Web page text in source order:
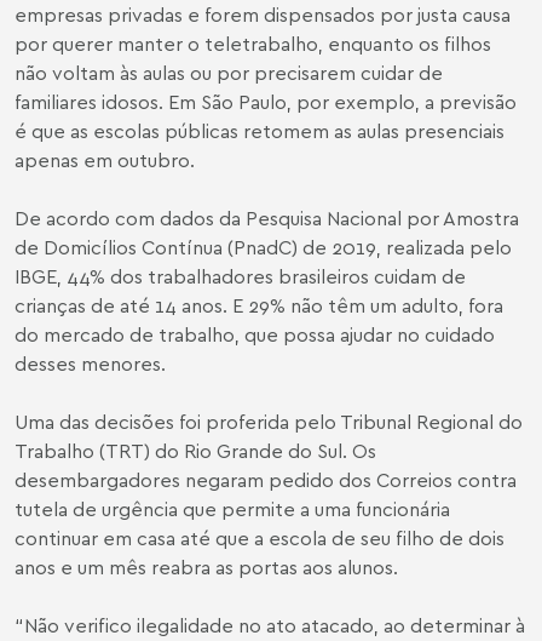
empresas privadas e forem dispensados por justa causa
por querer manter o teletrabalho, enquanto os filhos
não voltam às aulas ou por precisarem cuidar de
familiares idosos. Em São Paulo, por exemplo, a previsão
é que as escolas públicas retomem as aulas presenciais
apenas em outubro.
De acordo com dados da Pesquisa Nacional por Amostra
de Domicílios Contínua (PnadC) de 2019, realizada pelo
IBGE, 44% dos trabalhadores brasileiros cuidam de
crianças de até 14 anos. E 29% não têm um adulto, fora
do mercado de trabalho, que possa ajudar no cuidado
desses menores.
Uma das decisões foi proferida pelo Tribunal Regional do
Trabalho (TRT) do Rio Grande do Sul. Os
desembargadores negaram pedido dos Correios contra
tutela de urgência que permite a uma funcionária
continuar em casa até que a escola de seu filho de dois
anos e um mês reabra as portas aos alunos.
“Não verifico ilegalidade no ato atacado, ao determinar à